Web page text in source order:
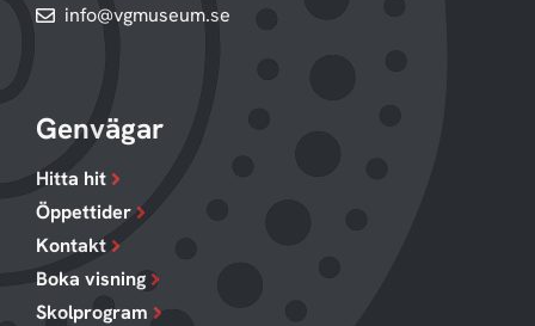
info@vgmuseum.se
Genvägar
Hitta hit
Öppettider
Kontakt
Boka visning
Skolprogram